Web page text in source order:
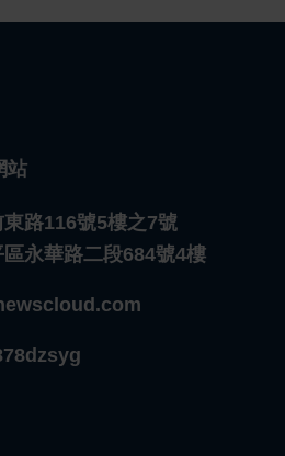
站
路116號5樓之7號
永華路二段684號4樓